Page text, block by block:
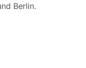
Berlin.